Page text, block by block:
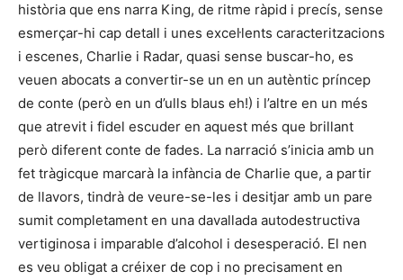
història que ens narra King, de ritme ràpid i precís, sense
esmerçar-hi cap detall i unes excel·lents caracteritzacions
i escenes, Charlie i Radar, quasi sense buscar-ho, es
veuen abocats a convertir-se un en un autèntic príncep
de conte (però en un d’ulls blaus eh!) i l’altre en un més
que atrevit i fidel escuder en aquest més que brillant
però diferent conte de fades. La narració s’inicia amb un
fet tràgicque marcarà la infància de Charlie que, a partir
de llavors, tindrà de veure-se-les i desitjar amb un pare
sumit completament en una davallada autodestructiva
vertiginosa i imparable d’alcohol i desesperació. El nen
es veu obligat a créixer de cop i no precisament en